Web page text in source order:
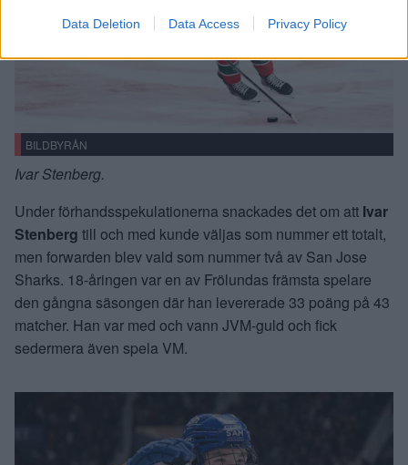
Data Deletion Data Access Privacy Policy
BILDBYRÅN
Ivar Stenberg.
Under förhandsspekulationerna snackades det om att Ivar
Stenberg till och med kunde väljas som nummer ett totalt,
men forwarden blev vald som nummer två av San Jose
Sharks. 18-åringen var en av Frölundas främsta spelare
den gångna säsongen där han levererade 33 poäng på 43
matcher. Han var med och vann JVM-guld och fick
sedermera även spela VM.